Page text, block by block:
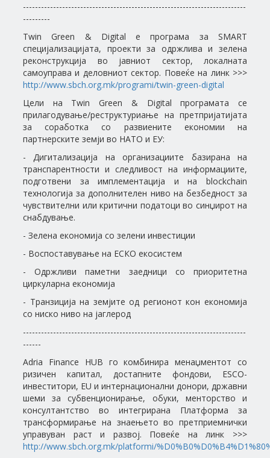
--------------------------------------------------------------------------
---------
Twin Green & Digital е програма за SMART
специјализацијата, проекти за одржлива и зелена
реконструкција во јавниот сектор, локалната
самоуправа и деловниот сектор. Повеќе на линк >>>
http://www.sbch.org.mk/programi/twin-green-digital
Цели на Twin Green & Digital програмата се
прилагодување/реструктуриање на претпријатијата
за соработка со развиените економии на
партнерските земји во НАТО и ЕУ:
- Дигитализација на организациите базирана на
транспарентности и следливост на информациите,
подготвени за имплементација и на blockchain
технологија за дополнителен ниво на безбедност за
чувствителни или критични податоци во синџирот на
снабдување.
- Зелена економија со зелени инвестиции
- Воспоставување на ЕСКО екосистем
- Одржливи паметни заедници со приоритетна
циркуларна економија
- Транзиција на земјите од регионот кон eкономија
со ниско ниво на јаглерод
--------------------------------------------------------------------------
------
Adria Finance HUB го комбинира менаџментот со
ризичен капитал, достапните фондови, ESCO-
инвеститори, EU и интернационални донори, државни
шеми за субвенционирање, обуки, менторство и
консултантство во интегрирана Платформа за
трансформирање на знаењето во претприемнички
управуван раст и развој. Повеќе на линк >>>
http://www.sbch.org.mk/platformi/